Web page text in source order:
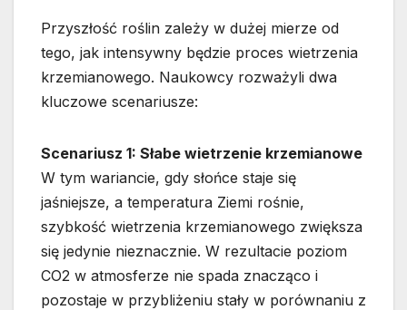
Przyszłość roślin zależy w dużej mierze od
tego, jak intensywny będzie proces wietrzenia
krzemianowego. Naukowcy rozważyli dwa
kluczowe scenariusze:
Scenariusz 1: Słabe wietrzenie krzemianowe
W tym wariancie, gdy słońce staje się
jaśniejsze, a temperatura Ziemi rośnie,
szybkość wietrzenia krzemianowego zwiększa
się jedynie nieznacznie. W rezultacie poziom
CO2 w atmosferze nie spada znacząco i
pozostaje w przybliżeniu stały w porównaniu z